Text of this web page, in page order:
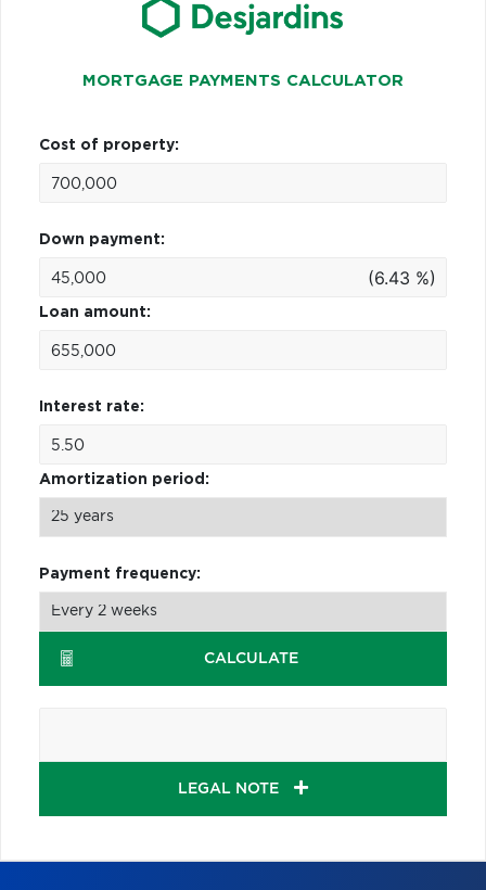
MORTGAGE PAYMENTS CALCULATOR
Cost of property:
Down payment:
(6.43 %)
Loan amount:
Interest rate:
Amortization period:
Payment frequency:
CALCULATE
LEGAL NOTE